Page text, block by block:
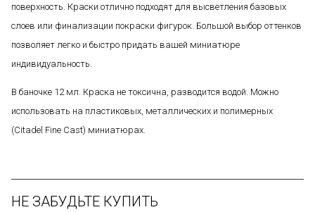
поверхность. Краски отлично подходят для высветления базовых
слоев или финализации покраски фигурок. Большой выбор оттенков
позволяет легко и быстро придать вашей миниатюре
индивидуальность.
В баночке 12 мл. Краска не токсична, разводится водой. Можно
использовать на пластиковых, металлических и полимерных
(Citadel Fine Cast) миниатюрах.
НЕ ЗАБУДЬТЕ КУПИТЬ